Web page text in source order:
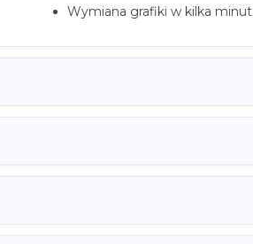
Wymiana grafiki w kilka minut